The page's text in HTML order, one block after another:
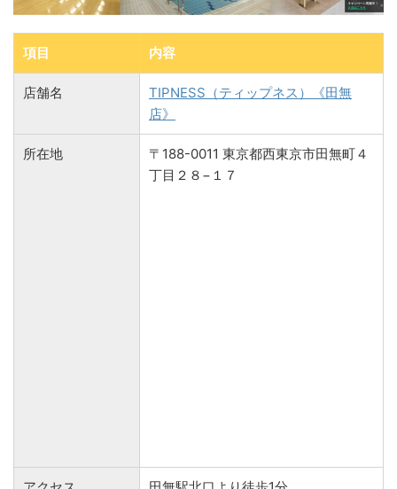
項目 内容
店舗名
TIPNESS（ティップネス）《田無
店》
所在地
〒188-0011 東京都西東京市田無町４
丁目２８−１７